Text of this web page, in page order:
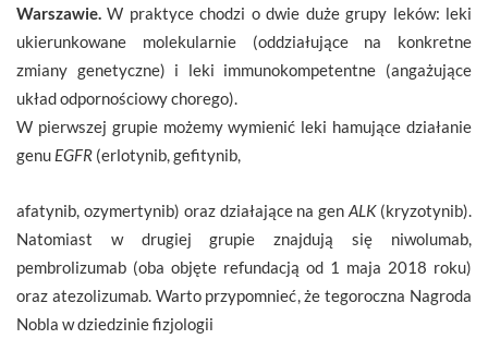
Warszawie.W praktyce chodzi o dwie duże grupy leków: leki
ukierunkowane molekularnie (oddziałujące na konkretne
zmiany genetyczne) i leki immunokompetentne (angażujące
układ odpornościowy chorego).
W pierwszej grupie możemy wymienić leki hamujące działanie
genu EGFR (erlotynib, gefitynib,
afatynib, ozymertynib) oraz działające na genALK (kryzotynib).
Natomiast w drugiej grupie znajdują się niwolumab,
pembrolizumab (oba objęte refundacją od 1 maja 2018 roku)
oraz atezolizumab. Warto przypomnieć, że tegoroczna Nagroda
Nobla w dziedzinie fizjologii